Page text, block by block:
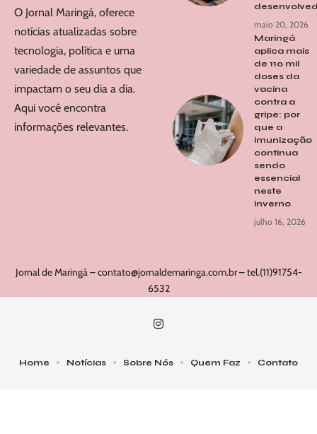
O Jornal Maringá, oferece
notícias atualizadas sobre
tecnologia, política e uma
variedade de assuntos que
impactam o seu dia a dia.
Aqui você encontra
informações relevantes.
maio 20, 2026
Maringá
aplica mais
de 110 mil
doses da
vacina
contra a
gripe: por
que a
imunização
continua
sendo
essencial
neste
inverno
julho 16, 2026
Jornal de Maringá –contato@jornaldemaringa.com.br– tel.(11)91754-
6532
Home Notícias Sobre Nós Quem Faz Contato